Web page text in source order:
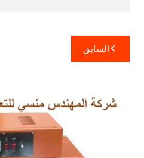
تصفّح
المقالات
السابق